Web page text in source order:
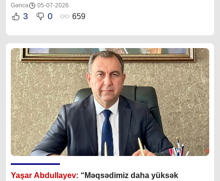
Gəncə 05-07-2026
3 0 659
Yaşar Abdullayev: “Məqsədimiz daha yüksək